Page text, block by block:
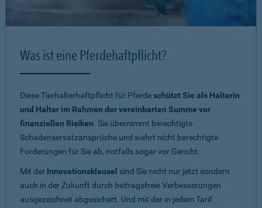
Was ist eine Pferdehaftpflicht?
Diese Tierhalterhaftpflicht für Pferdeschützt Sie als Halterin
und Halter im Rahmen der vereinbarten Summe vor
finanziellen Risiken. Sie übernimmt berechtigte
Schadensersatzansprüche und wehrt nicht berechtigte
Forderungen für Sie ab, notfalls sogar vor Gericht.
Mit der Innovationsklausel sind Sie nicht nur jetzt sondern
auch in der Zukunft durch beitragsfreie Verbesserungen
ausgezeichnet abgesichert. Und mit der in jedem Tarif